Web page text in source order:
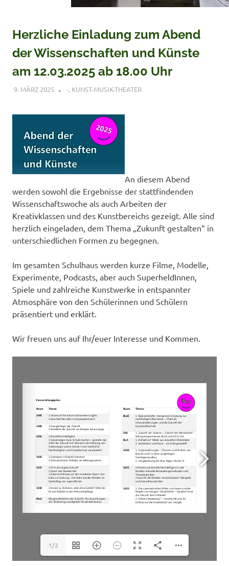
Herzliche Einladung zum Abend
der Wissenschaften und Künste
am 12.03.2025 ab 18.00 Uhr
9. MÄRZ 2025 VERONIQUE RUDLOF
-, KUNST-MUSIK-THEATER
An diesem Abend
werden sowohl die Ergebnisse der stattfindenden
Wissenschaftswoche als auch Arbeiten der
Kreativklassen und des Kunstbereichs gezeigt. Alle sind
herzlich eingeladen, dem Thema „Zukunft gestalten“ in
unterschiedlichen Formen zu begegnen.
Im gesamten Schulhaus werden kurze Filme, Modelle,
Experimente, Podcasts, aber auch SuperheldInnen,
Spiele und zahlreiche Kunstwerke in entspannter
Atmosphäre von den Schülerinnen und Schülern
präsentiert und erklärt.
Wir freuen uns auf Ihr/euer Interesse und Kommen.
1/2